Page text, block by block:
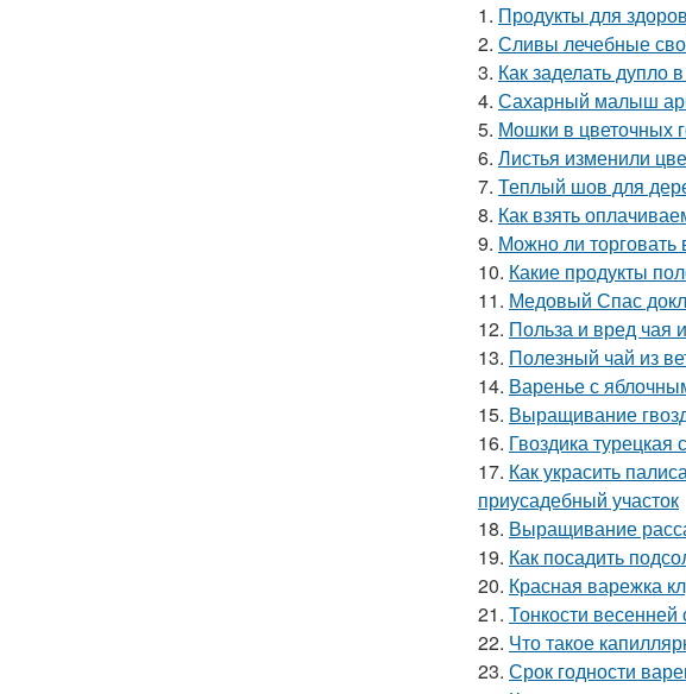
1. Продукты для
2. Сливы лечебные
3. Как заделать дупло
4. Сахарный малыш
5. Мошки в цветочных
6. Листья изменили
7. Теплый шов для
8. Как взять
9. Можно ли
10. Какие продукты
11. Медовый Спас
12. Польза и вред чая
13. Полезный чай из
14. Варенье с
15. Выращивание
16. Гвоздика
17. Как украсить
приусадебный участок
18. Выращивание
19. Как посадить
20. Красная варежка
21. Тонкости
22. Что такое
23. Срок годности